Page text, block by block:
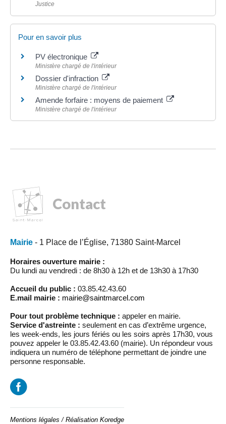
Justice
Pour en savoir plus
PV électronique
Ministère chargé de l'intérieur
Dossier d'infraction
Ministère chargé de l'intérieur
Amende forfaire : moyens de paiement
Ministère chargé de l'intérieur
Contact
Mairie - 1 Place de l’Église, 71380 Saint-Marcel
Horaires ouverture mairie :
Du lundi au vendredi : de 8h30 à 12h et de 13h30 à 17h30
Accueil du public : 03.85.42.43.60
E.mail mairie : mairie@saintmarcel.com
Pour tout problème technique : appeler en mairie.
Service d'astreinte : seulement en cas d’extrême urgence,
les week-ends, les jours fériés ou les soirs après 17h30, vous
pouvez appeler le 03.85.42.43.60 (mairie). Un répondeur vous
indiquera un numéro de téléphone permettant de joindre une
personne responsable.
Mentions légales / Réalisation Koredge